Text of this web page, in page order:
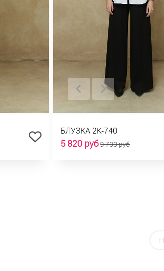
БЛУЗКА 2К-740
5 820 руб9 700 руб